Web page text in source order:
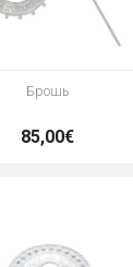
Брошь
85,00€